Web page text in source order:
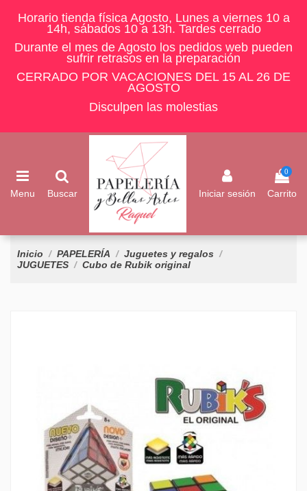
Horario tienda física Agosto, Lunes a viernes 10 a
14h, sábados 10 a 13h. Tardes cerrado
Durante el mes de Agosto los pedidos web pueden
sufrir retrasos en la preparación
CERRADO POR VACACIONES DEL 15 AL 26 DE
AGOSTO
Disculpen las molestias
Menu Buscar Iniciar sesión
0
Carrito
Inicio PAPELERÍA
Juguetes y regalos
JUGUETES
Cubo de Rubik original